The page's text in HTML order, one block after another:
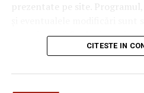
prezentate pe site.
organizatorii fiecărui
înainte de participare.
CITESTE IN